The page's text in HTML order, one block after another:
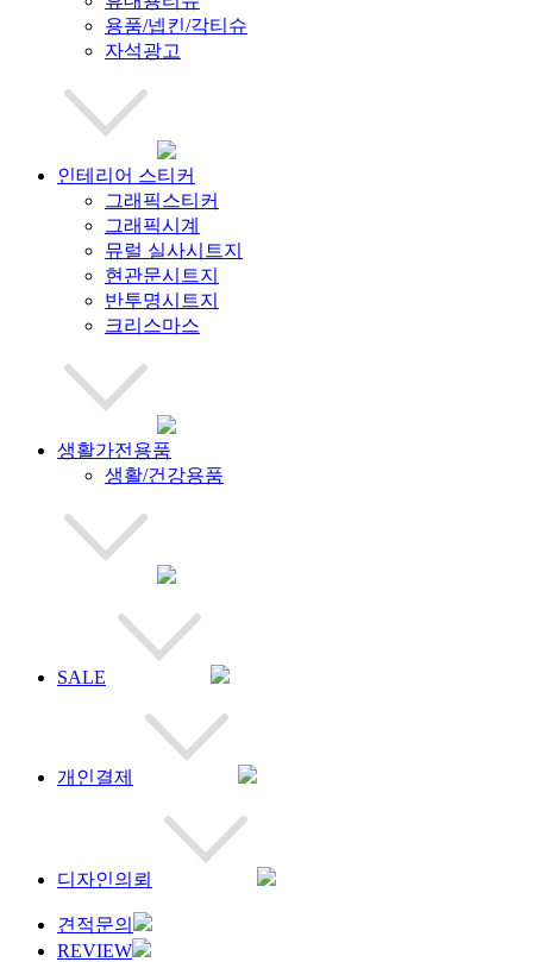
용품/넵킨/각티슈
자석광고
인테리어 스티커
그래픽스티커
그래픽시계
뮤럴 실사시트지
현관문시트지
반투명시트지
크리스마스
생활가전용품
생활/건강용품
SALE
개인결제
디자인의뢰
견적문의
REVIEW